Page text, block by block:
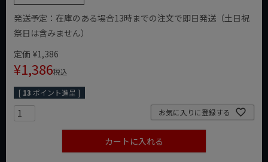
発送予定：在庫のある場合13時までの注文で即日発送（土日祝
祭日は含みません）
定価 ¥1,386
¥1,386税込
[ 13 ポイント進呈 ]
お気に入りに登録する
カートに入れる